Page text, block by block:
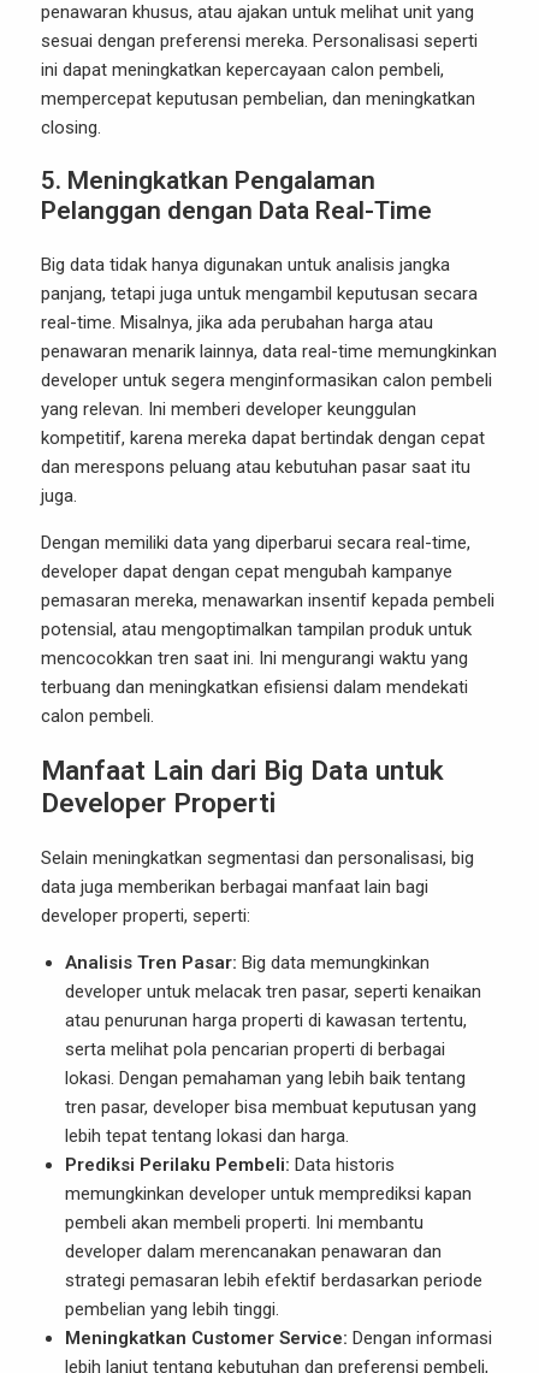
penawaran khusus, atau ajakan untuk melihat unit yang
sesuai dengan preferensi mereka. Personalisasi seperti
ini dapat meningkatkan kepercayaan calon pembeli,
mempercepat keputusan pembelian, dan meningkatkan
closing.
5. Meningkatkan Pengalaman
Pelanggan dengan Data Real-Time
Big data tidak hanya digunakan untuk analisis jangka
panjang, tetapi juga untuk mengambil keputusan secara
real-time. Misalnya, jika ada perubahan harga atau
penawaran menarik lainnya, data real-time memungkinkan
developer untuk segera menginformasikan calon pembeli
yang relevan. Ini memberi developer keunggulan
kompetitif, karena mereka dapat bertindak dengan cepat
dan merespons peluang atau kebutuhan pasar saat itu
juga.
Dengan memiliki data yang diperbarui secara real-time,
developer dapat dengan cepat mengubah kampanye
pemasaran mereka, menawarkan insentif kepada pembeli
potensial, atau mengoptimalkan tampilan produk untuk
mencocokkan tren saat ini. Ini mengurangi waktu yang
terbuang dan meningkatkan efisiensi dalam mendekati
calon pembeli.
Manfaat Lain dari Big Data untuk
Developer Properti
Selain meningkatkan segmentasi dan personalisasi, big
data juga memberikan berbagai manfaat lain bagi
developer properti, seperti:
Analisis Tren Pasar: Big data memungkinkan
developer untuk melacak tren pasar, seperti kenaikan
atau penurunan harga properti di kawasan tertentu,
serta melihat pola pencarian properti di berbagai
lokasi. Dengan pemahaman yang lebih baik tentang
tren pasar, developer bisa membuat keputusan yang
lebih tepat tentang lokasi dan harga.
Prediksi Perilaku Pembeli: Data historis
memungkinkan developer untuk memprediksi kapan
pembeli akan membeli properti. Ini membantu
developer dalam merencanakan penawaran dan
strategi pemasaran lebih efektif berdasarkan periode
pembelian yang lebih tinggi.
Meningkatkan Customer Service: Dengan informasi
lebih lanjut tentang kebutuhan dan preferensi pembeli,